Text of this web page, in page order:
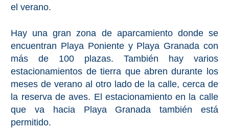
GRANADA
Hoteles Boutique
Hoteles con Piscina
SU
VIAJE
el verano.
Hay una gran zona de aparcamiento donde se
encuentran Playa Poniente y Playa Granada con
más de 100 plazas. También hay varios
estacionamientos de tierra que abren durante los
meses de verano al otro lado de la calle, cerca de
la reserva de aves. El estacionamiento en la calle
que va hacia Playa Granada también está
permitido.